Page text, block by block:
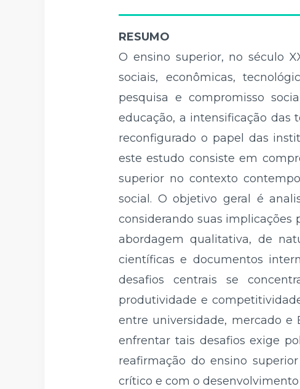
RESUMO
O ensino superior, no século
sociais, econômicas,
pesquisa e compromisso
educação, a intensificação das
reconfigurado o papel das
este estudo consiste em
superior no contexto
social. O objetivo geral é
considerando suas implicações
abordagem qualitativa, de
científicas e documentos
desafios centrais se
produtividade e
entre universidade, mercado e
enfrentar tais desafios exige
reafirmação do ensino
crítico e com o